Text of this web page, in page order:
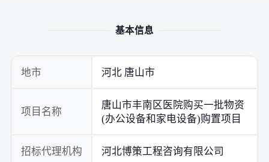
基本信息
地市 河北 唐山市
项目名称
唐山市丰南区医院购买一批物资
(办公设备和家电设备)购置项目
招标代理机构 河北博策工程咨询有限公司